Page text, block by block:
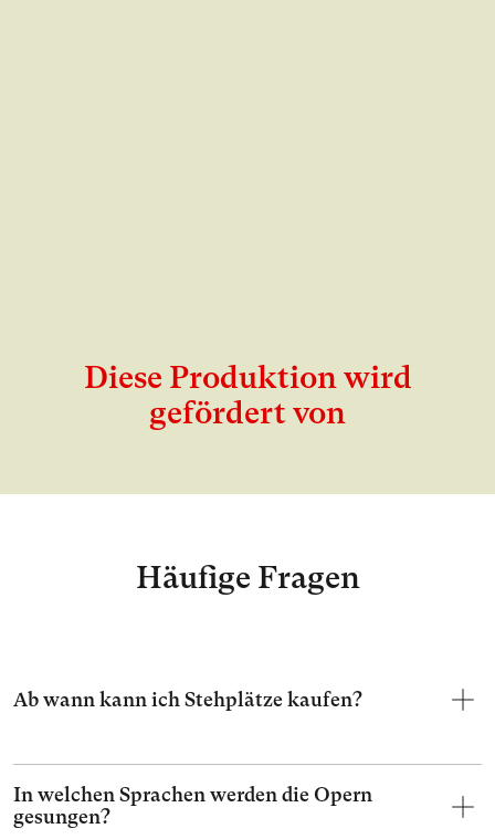
Diese Produktion wird
gefördert von
Häufige Fragen
Ab wann kann ich Stehplätze kaufen?
In welchen Sprachen werden die Opern
gesungen?